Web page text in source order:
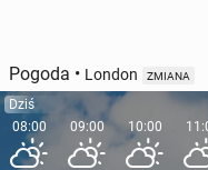
Pogoda • London ZMIANA
Dziś
08:00
09:00 10:00